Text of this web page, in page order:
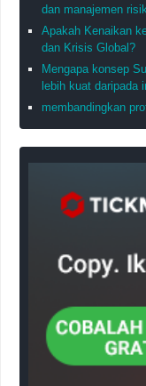
dan manajemen
Apakah Kenaikan
dan Krisis Global?
Mengapa konsep
lebih kuat daripada
membandingkan